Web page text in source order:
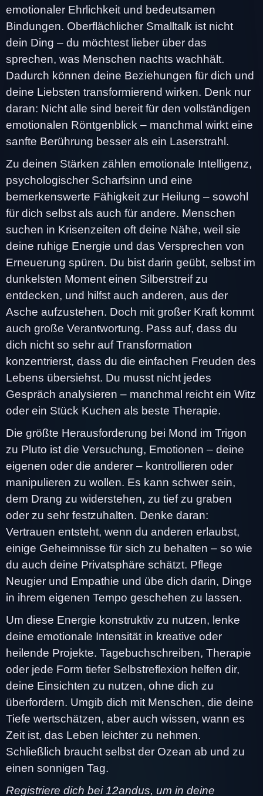
emotionaler Ehrlichkeit und bedeutsamen
Bindungen. Oberflächlicher Smalltalk ist nicht
dein Ding – du möchtest lieber über das
sprechen, was Menschen nachts wachhält.
Dadurch können deine Beziehungen für dich und
deine Liebsten transformierend wirken. Denk nur
daran: Nicht alle sind bereit für den vollständigen
emotionalen Röntgenblick – manchmal wirkt eine
sanfte Berührung besser als ein Laserstrahl.
Zu deinen Stärken zählen emotionale Intelligenz,
psychologischer Scharfsinn und eine
bemerkenswerte Fähigkeit zur Heilung – sowohl
für dich selbst als auch für andere. Menschen
suchen in Krisenzeiten oft deine Nähe, weil sie
deine ruhige Energie und das Versprechen von
Erneuerung spüren. Du bist darin geübt, selbst im
dunkelsten Moment einen Silberstreif zu
entdecken, und hilfst auch anderen, aus der
Asche aufzustehen. Doch mit großer Kraft kommt
auch große Verantwortung. Pass auf, dass du
dich nicht so sehr auf Transformation
konzentrierst, dass du die einfachen Freuden des
Lebens übersiehst. Du musst nicht jedes
Gespräch analysieren – manchmal reicht ein Witz
oder ein Stück Kuchen als beste Therapie.
Die größte Herausforderung bei Mond im Trigon
zu Pluto ist die Versuchung, Emotionen – deine
eigenen oder die anderer – kontrollieren oder
manipulieren zu wollen. Es kann schwer sein,
dem Drang zu widerstehen, zu tief zu graben
oder zu sehr festzuhalten. Denke daran:
Vertrauen entsteht, wenn du anderen erlaubst,
einige Geheimnisse für sich zu behalten – so wie
du auch deine Privatsphäre schätzt. Pflege
Neugier und Empathie und übe dich darin, Dinge
in ihrem eigenen Tempo geschehen zu lassen.
Um diese Energie konstruktiv zu nutzen, lenke
deine emotionale Intensität in kreative oder
heilende Projekte. Tagebuchschreiben, Therapie
oder jede Form tiefer Selbstreflexion helfen dir,
deine Einsichten zu nutzen, ohne dich zu
überfordern. Umgib dich mit Menschen, die deine
Tiefe wertschätzen, aber auch wissen, wann es
Zeit ist, das Leben leichter zu nehmen.
Schließlich braucht selbst der Ozean ab und zu
einen sonnigen Tag.
Registriere dich bei 12andus, um in deine